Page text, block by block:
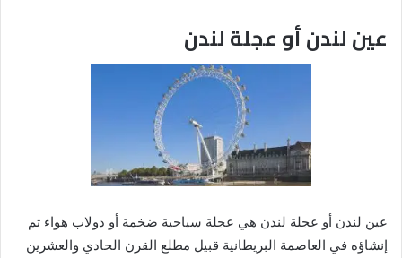
عين لندن أو عجلة لندن
عين لندن أو عجلة لندن هي عجلة سياحية ضخمة أو دولاب هواء تم
إنشاؤه في العاصمة البريطانية قبيل مطلع القرن الحادي والعشرين